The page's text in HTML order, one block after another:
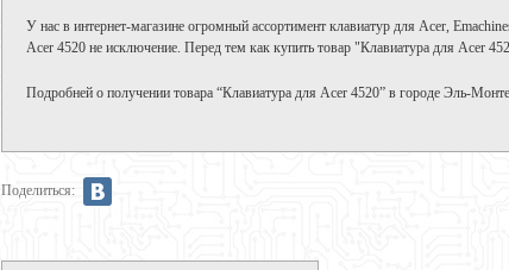
У нас в интернет-магазине огромный ассортимент клавиатур для Acer,
Acer 4520 не исключение. Перед тем как купить товар "Клавиатура для Acer
Подробней о получении товара “Клавиатура для Acer 4520” в городе Эль-
Поделиться: